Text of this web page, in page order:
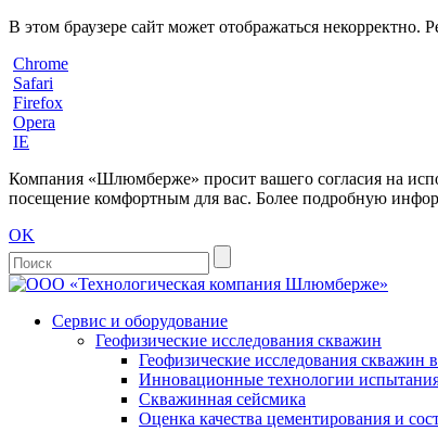
В этом браузере сайт может отображаться
Chrome
Safari
Firefox
Opera
IE
Компания «Шлюмберже» просит вашего согласия на
посещение комфортным для вас. Более подробную
OK
Сервис и оборудование
Геофизические исследования скважин
Геофизические исследования скважин
Инновационные технологии испытания
Скважинная сейсмика
Оценка качества цементирования и